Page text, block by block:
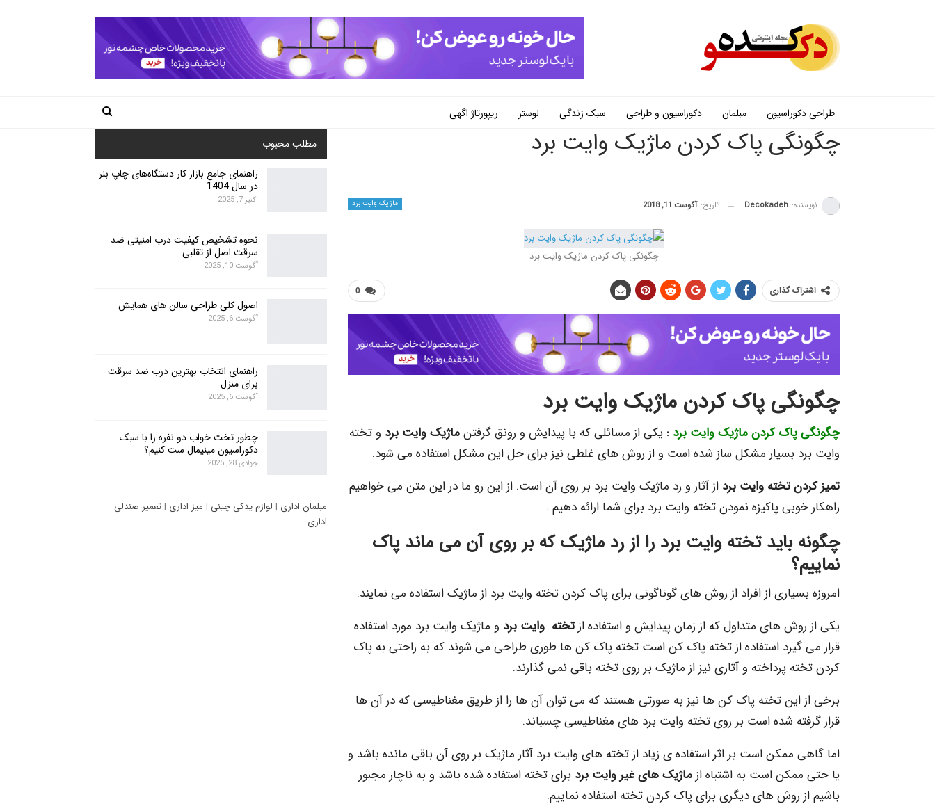
طراحی دکوراسیون مبلمان دکوراسیون و طراحی سبک زندگی لوستر ریپورتاژ اگهی
چگونگی پاک کردن ماژیک وایت برد
ماژیک وایت برد نویسنده: Decokadeh تاریخ: آگوست 11, 2018
چگونگی پاک کردن ماژیک وایت برد
0 اشتراک گذاری
چگونگی پاک کردن ماژیک وایت برد
چگونگی پاک کردن ماژیک وایت برد : یکی از مسائلی که با پیدایش و رونق گرفتنماژیک وایت برد و تخته
وایت برد بسیار مشکل ساز شده است و از روش های غلطی نیز برای حل این مشکل استفاده می شود.
تمیز کردن تخته وایت برد از آثار و رد ماژیک وایت برد بر روی آن است. از این رو ما در این متن می خواهیم
راهکار خوبی پاکیزه نمودن تخته وایت برد برای شما ارائه دهیم .
چگونه باید تخته وایت برد را از رد ماژیک که بر روی آن می ماند پاک
نماییم؟
امروزه بسیاری از افراد از روش های گوناگونی برای پاک کردن تخته وایت برد از ماژیک استفاده می نمایند.
یکی از روش های متداول که از زمان پیدایش و استفاده ازتخته وایت برد و ماژیک وایت برد مورد استفاده
قرار می گیرد استفاده از تخته پاک کن است تخته پاک کن ها طوری طراحی می شوند که به راحتی به پاک
کردن تخته پرداخته و آثاری نیز از ماژیک بر روی تخته باقی نمی گذارند.
برخی از این تخته پاک کن ها نیز به صورتی هستند که می توان آن ها را از طریق مغناطیسی که در آن ها
قرار گرفته شده است بر روی تخته وایت برد های مغناطیسی چسباند.
اما گاهی ممکن است بر اثر استفاده ی زیاد از تخته های وایت برد آثار ماژیک بر روی آن باقی مانده باشد و
یا حتی ممکن است به اشتباه ازماژیک های غیر وایت برد برای تخته استفاده شده باشد و به ناچار مجبور
باشیم از روش های دیگری برای پاک کردن تخته استفاده نماییم.
مطلب محبوب
راهنمای جامع بازار کار دستگاه‌های چاپ بنر
در سال 1404
اکتبر 7, 2025
نحوه تشخیص کیفیت درب امنیتی ضد
سرقت اصل از تقلبی
آگوست 10, 2025
اصول کلی طراحی سالن های همایش
آگوست 6, 2025
راهنمای انتخاب بهترین درب ضد سرقت
برای منزل
آگوست 6, 2025
چطور تخت خواب دو نفره را با سبک
دکوراسیون مینیمال ست کنیم؟
جولای 28, 2025
مبلمان اداری | لوازم یدکی چینی | میز اداری | تعمیر صندلی
اداری